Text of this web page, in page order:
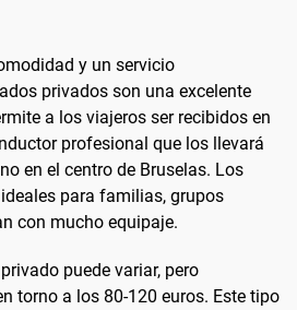
y un servicio
privados son una excelente
a los viajeros ser recibidos en
profesional que los llevará
en el centro de Bruselas. Los
para familias, grupos
con mucho equipaje.
puede variar, pero
torno a los 80-120 euros. Este tipo